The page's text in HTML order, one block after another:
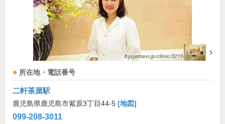
所在地・電話番号
二軒茶屋駅
鹿児島県鹿児島市紫原3丁目44-5 [地図]
099-208-3011